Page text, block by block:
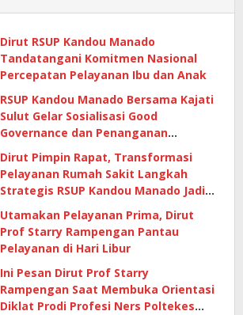
Dirut RSUP Kandou Manado
Tandatangani Komitmen Nasional
Percepatan Pelayanan Ibu dan Anak
RSUP Kandou Manado Bersama Kajati
Sulut Gelar Sosialisasi Good
Governance dan Penanganan
Gratifikasi di Era Digital
Dirut Pimpin Rapat, Transformasi
Pelayanan Rumah Sakit Langkah
Strategis RSUP Kandou Manado Jadi
Pilihan Masyarakat
Utamakan Pelayanan Prima, Dirut
Prof Starry Rampengan Pantau
Pelayanan di Hari Libur
Ini Pesan Dirut Prof Starry
Rampengan Saat Membuka Orientasi
Diklat Prodi Profesi Ners Poltekes